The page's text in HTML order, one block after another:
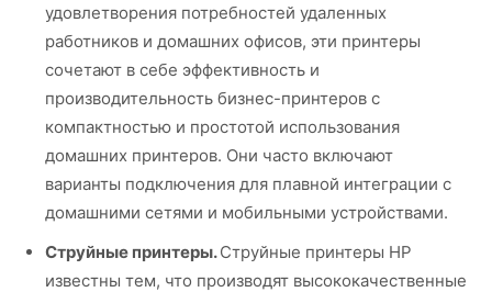
удовлетворения потребностей удаленных
работников и домашних офисов, эти принтеры
сочетают в себе эффективность и
производительность бизнес-принтеров с
компактностью и простотой использования
домашних принтеров. Они часто включают
варианты подключения для плавной интеграции с
домашними сетями и мобильными устройствами.
Струйные принтеры.Струйные принтеры HP
известны тем, что производят высококачественные